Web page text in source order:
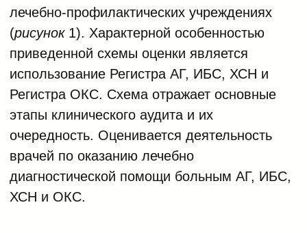
лечебно-профилактических учреждениях
(рисунок1). Характерной особенностью
приведенной схемы оценки является
использование Регистра АГ, ИБС, ХСН и
Регистра ОКС. Схема отражает основные
этапы клинического аудита и их
очередность. Оценивается деятельность
врачей по оказанию лечебно
диагностической помощи больным АГ, ИБС,
ХСН и ОКС.